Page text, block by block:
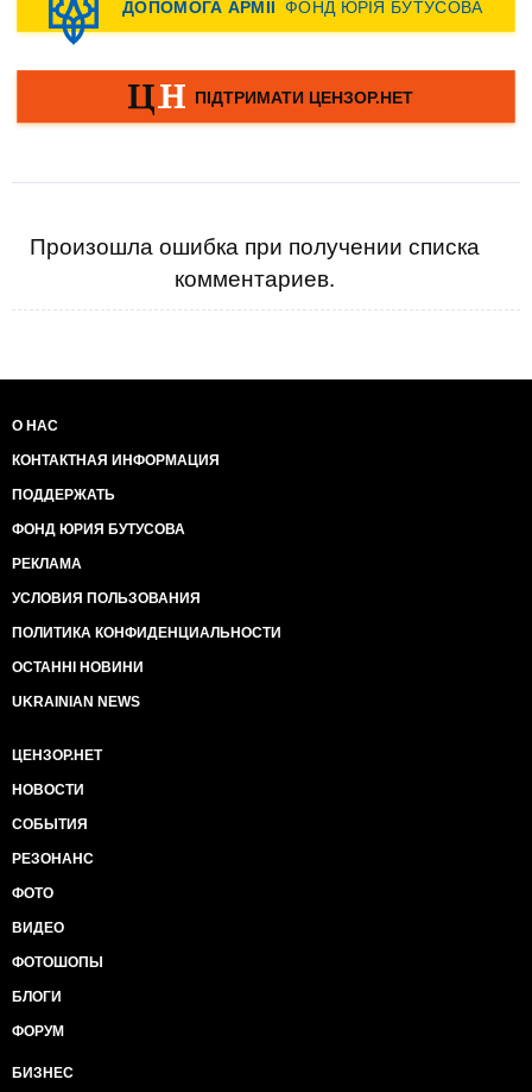
Произошла ошибка при получении списка
комментариев.
О НАС
КОНТАКТНАЯ ИНФОРМАЦИЯ
ПОДДЕРЖАТЬ
ФОНД ЮРИЯ БУТУСОВА
РЕКЛАМА
УСЛОВИЯ ПОЛЬЗОВАНИЯ
ПОЛИТИКА КОНФИДЕНЦИАЛЬНОСТИ
ОСТАННІ НОВИНИ
UKRAINIAN NEWS
ЦЕНЗОР.НЕТ
НОВОСТИ
СОБЫТИЯ
РЕЗОНАНС
ФОТО
ВИДЕО
ФОТОШОПЫ
БЛОГИ
ФОРУМ
БИЗНЕС